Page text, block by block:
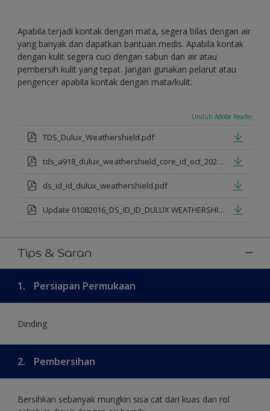
Apabila terjadi kontak dengan mata, segera bilas dengan air
yang banyak dan dapatkan bantuan medis. Apabila kontak
dengan kulit segera cuci dengan sabun dan air atau
pembersih kulit yang tepat. Jangan gunakan pelarut atau
pengencer apabila kontak dengan mata/kulit.
Unduh Adobe Reader
TDS_Dulux_Weathershield.pdf
tds_a918_dulux_weathershield_core_id_oct_2021.pdf
ds_id_id_dulux_weathershield.pdf
Update 01082016_DS_ID_ID_DULUX WEATHERSHIELD PRO PREMIUM EXTERIOR_mod.pdf
Tips & Saran
1. Persiapan Permukaan
Dinding
2. Pembersihan
Bersihkan sebanyak mungkin sisa cat dari kuas dan rol